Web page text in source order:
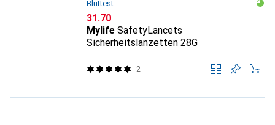
Bluttest
CHF
31.70
Mylife SafetyLancets
Sicherheitslanzetten 28G
2